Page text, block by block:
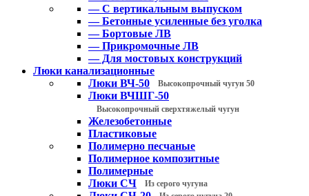
— С вертикальным выпуском
— Бетонные усиленные без уголка
— Бортовые ЛВ
— Прикромочные ЛВ
— Для мостовых конструкций
Люки канализационные
Люки ВЧ-50
Высокопрочный чугун 50
Люки ВЧШГ-50
Высокопрочный сверхтяжелый чугун
Железобетонные
Пластиковые
Полимерно песчаные
Полимерное композитные
Полимерные
Люки СЧ
Из серого чугуна